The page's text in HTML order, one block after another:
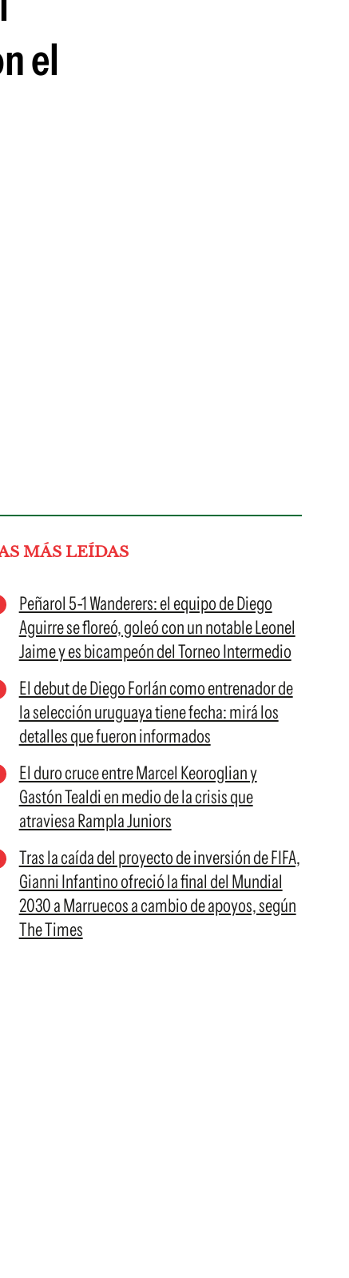
el
MÁS LEÍDAS
Peñarol 5-1 Wanderers: el equipo de Diego
Aguirre se floreó, goleó con un notable Leonel
Jaime y es bicampeón del Torneo Intermedio
El debut de Diego Forlán como entrenador de
la selección uruguaya tiene fecha: mirá los
detalles que fueron informados
El duro cruce entre Marcel Keoroglian y
Gastón Tealdi en medio de la crisis que
atraviesa Rampla Juniors
Tras la caída del proyecto de inversión de FIFA,
Gianni Infantino ofreció la final del Mundial
2030 a Marruecos a cambio de apoyos, según
The Times